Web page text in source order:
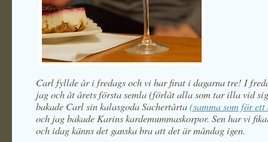
Carl fyllde år i fredags och vi har firat i dagarna tre! I
jag och åt årets första semla (förlåt alla som tar illa vid
bakade Carl sin kalasgoda Sachertårta(samma som för ett
och jag bakade Karins kardemummaskorpor. Sen har vi
och idag känns det ganska bra att det är måndag igen.